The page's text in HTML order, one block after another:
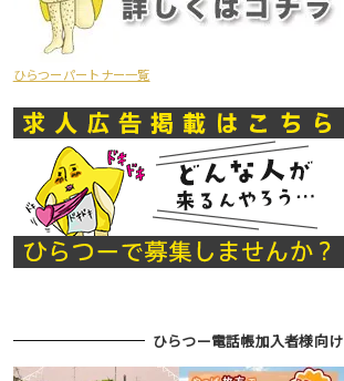
ひらつーパートナー一覧
ひらつー電話帳加入者様向け